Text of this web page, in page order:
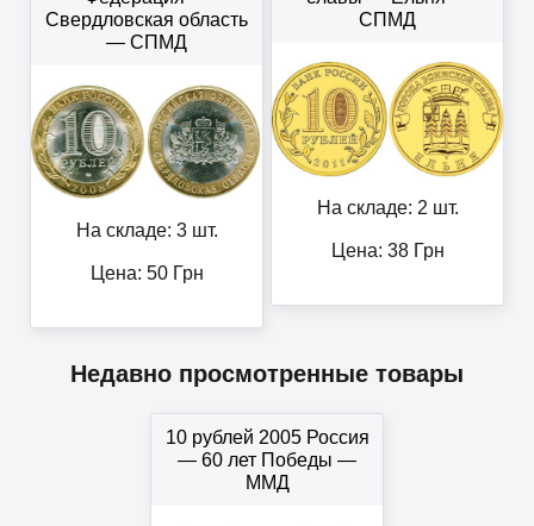
Свердловская область
— СПМД
На складе: 3 шт.
Цена: 50Грн
СПМД
На складе: 2 шт.
Цена: 38Грн
Недавно просмотренные товары
10 рублей 2005 Россия
— 60 лет Победы —
ММД